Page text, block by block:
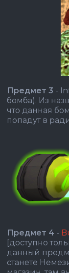
Предмет 3 -
бомба). Из
что данная
попадут в
Предмет 4 -
[доступно
данный
станете